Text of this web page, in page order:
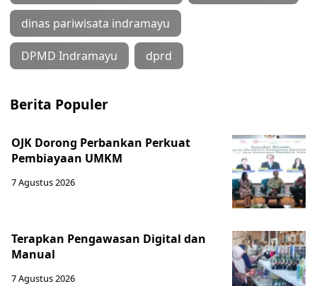
dinas pariwisata indramayu
DPMD Indramayu dprd
Berita Populer
OJK Dorong Perbankan Perkuat
Pembiayaan UMKM
7 Agustus 2026
Terapkan Pengawasan Digital dan
Manual
7 Agustus 2026